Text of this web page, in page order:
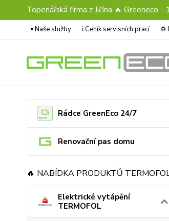
Topenářská firma z Jičína 🔥 Greeneco
▪️ Naše služby ℹ︎ Ceník servisních prací ♽
Rádce GreenEco 24/7
Renovační pas domu
🔥 NABÍDKA PRODUKTŮ
Elektrické vytápění
TERMOFOL